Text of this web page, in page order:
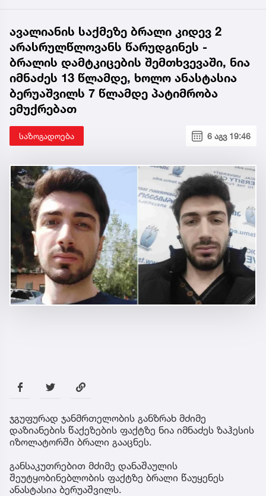
ავალიანის საქმეზე ბრალი კიდევ 2
არასრულწლოვანს წარუდგინეს -
ბრალის დამტკიცების შემთხვევაში, ნია
იმნაძეს 13 წლამდე, ხოლო ანასტასია
ბერუაშვილს 7 წლამდე პატიმრობა
ემუქრებათ
საზოგადოება 6 აგვ 19:46
ჯგუფურად ჯანმრთელობის განზრახ მძიმე
დაზიანების წაქეზების ფაქტზე ნია იმნაძეს ზაჰესის
იზოლატორში ბრალი გააცნეს.
განსაკუთრებით მძიმე დანაშაულის
შეუტყობინებლობის ფაქტზე ბრალი წაუყენეს
ანასტასია ბერუაშვილს.